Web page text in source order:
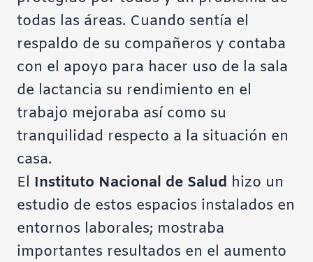
todas las áreas. Cuando sentía el
respaldo de su compañeros y contaba
con el apoyo para hacer uso de la sala
de lactancia su rendimiento en el
trabajo mejoraba así como su
tranquilidad respecto a la situación en
casa.
El Instituto Nacional de Salud hizo un
estudio de estos espacios instalados en
entornos laborales; mostraba
importantes resultados en el aumento